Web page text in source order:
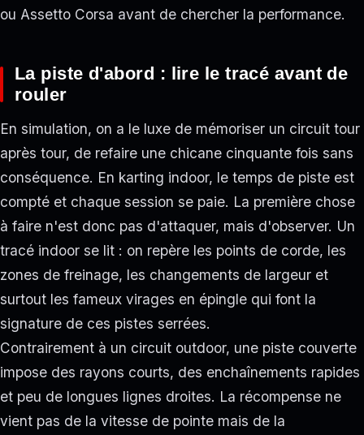
ou Assetto Corsa avant de chercher la performance.
La piste d'abord : lire le tracé avant de
rouler
En simulation, on a le luxe de mémoriser un circuit tour
après tour, de refaire une chicane cinquante fois sans
conséquence. En karting indoor, le temps de piste est
compté et chaque session se paie. La première chose
à faire n'est donc pas d'attaquer, mais d'observer. Un
tracé indoor se lit : on repère les points de corde, les
zones de freinage, les changements de largeur et
surtout les fameux virages en épingle qui font la
signature de ces pistes serrées.
Contrairement à un circuit outdoor, une piste couverte
impose des rayons courts, des enchaînements rapides
et peu de longues lignes droites. La récompense ne
vient pas de la vitesse de pointe mais de la